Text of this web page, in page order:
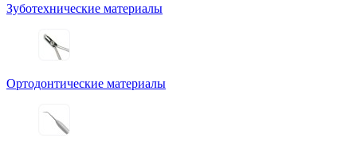
Зуботехнические материалы
Ортодонтические материалы